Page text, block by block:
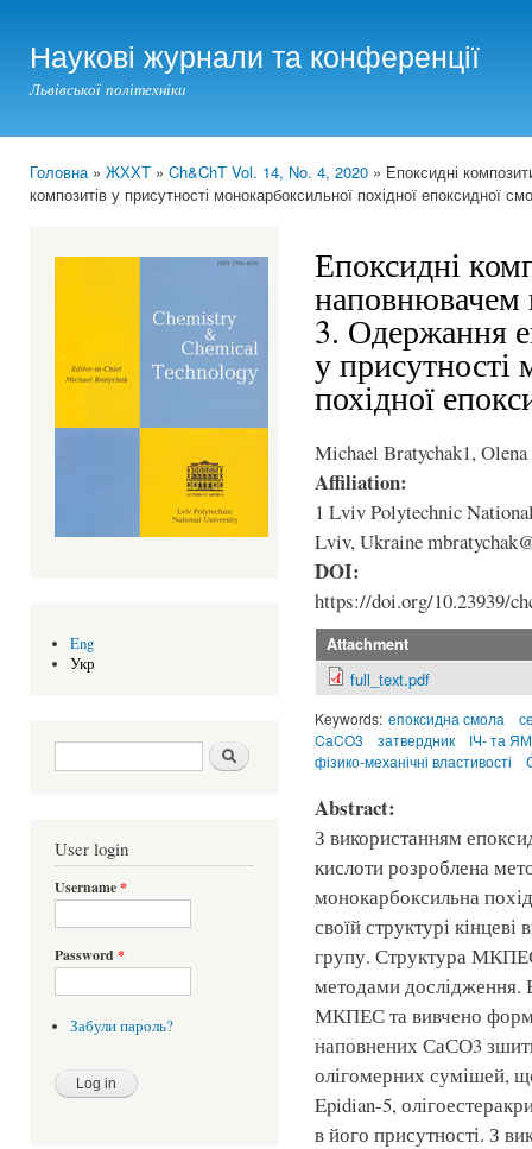
Наукові журнали та конференції
Львівської політехніки
You are here
Головна» ЖХХТ » Ch&ChT Vol. 14, No. 4, 2020 » Епоксидні
композитів у присутності монокарбоксильної похідної епоксидної
Eng
Укр
Search form Шукати
User login
Username*
Password *
Забули пароль?
Епоксидні
наповнювачем
3. Одержання
у присутності
похідної
Michael Bratychak1,
Affiliation:
1 Lviv Polytechnic
Lviv, Ukraine
DOI:
https://doi.org/10.23939/
Attachment
full_text.pdf
Keywords: епоксидна смола
CaCO3
затвердник
ІЧ- та
фізико-механічні властивості
Abstract:
З використанням
кислоти розроблена
монокарбоксильна
своїй структурі
групу. Структура
методами дослідження.
МКПЕС та вивчено
наповнених СаСО3
олігомерних сумішей,
Epidian-5,
в його присутності. З